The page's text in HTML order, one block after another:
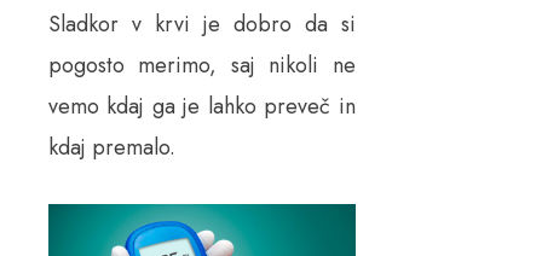
Sladkor v krvi je dobro da si
pogosto merimo, saj nikoli ne
vemo kdaj ga je lahko preveč in
kdaj premalo.